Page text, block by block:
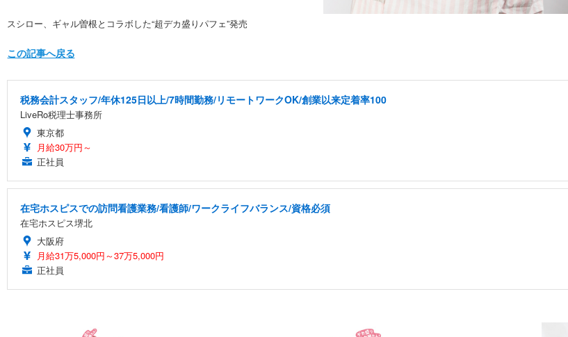
スシロー、ギャル曽根とコラボした“超デカ盛りパフェ”発売
この記事へ戻る
税務会計スタッフ/年休125日以上/7時間勤務/リモートワークOK/創業以来定着率100
LiveRo税理士事務所
東京都
月給30万円～
正社員
在宅ホスピスでの訪問看護業務/看護師/ワークライフバランス/資格必須
在宅ホスピス堺北
大阪府
月給31万5,000円～37万5,000円
正社員